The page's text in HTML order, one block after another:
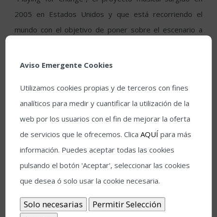
2005 en Estados Unidos y que está recorriendo el
mundo con el objetivo de poner sobre el escenario a
actuación, compartieron escenario con la banda de rock
Grammy o los MTV.
El Festival de la Guitarra de Córdoba también contó con
espectáculos flamencos como la actuación del
guitarrista Víctor Monge “Serranito” o la del bailaor
cordobés Joaquín Cortés, que volvió a las tablas de su
ciudad para ofrecer el espectáculo “Calé”. Además, esta
Molina y la de la compañía de Javier Barón, que puso en
Aviso Emergente Cookies
Utilizamos cookies propias y de terceros con fines
analíticos para medir y cuantificar la utilización de la
web por los usuarios con el fin de mejorar la oferta
de servicios que le ofrecemos. ClicaAQUÍ para más
información. Puedes aceptar todas las cookies
pulsando el botón 'Aceptar', seleccionar las cookies
que desea ó solo usar la cookie necesaria.